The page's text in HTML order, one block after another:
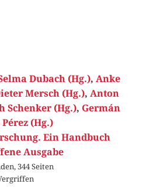
Dubach (Hg.), Anke
Mersch (Hg.), Anton
Schenker (Hg.), Germán
(Hg.)
Ein Handbuch
Ausgabe
344 Seiten